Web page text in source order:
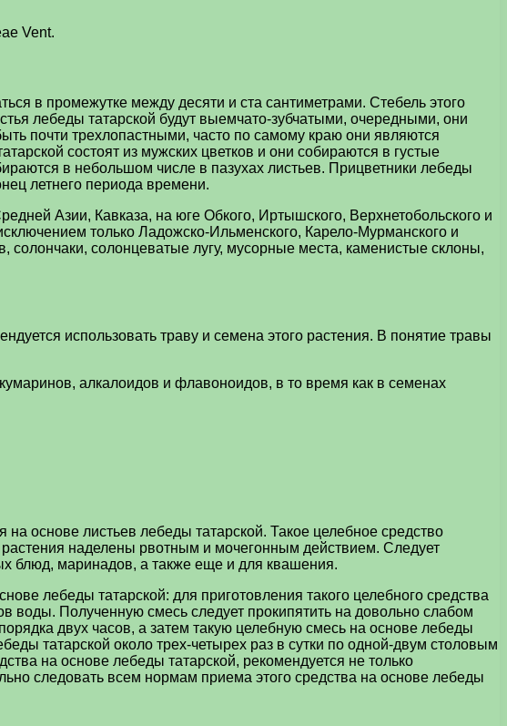
Vent.
в промежутке между десяти и ста сантиметрами. Стебель этого
лебеды татарской будут выемчато-зубчатыми, очередными, они
почти трехлопастными, часто по самому краю они являются
состоят из мужских цветков и они собираются в густые
в небольшом числе в пазухах листьев. Прицветники лебеды
летнего периода времени.
Азии, Кавказа, на юге Обкого, Иртышского, Верхнетобольского и
только Ладожско-Ильменского, Карело-Мурманского и
солончаки, солонцеватые лугу, мусорные места, каменистые склоны,
использовать траву и семена этого растения. В понятие травы
алкалоидов и флавоноидов, в то время как в семенах
основе листьев лебеды татарской. Такое целебное средство
растения наделены рвотным и мочегонным действием. Следует
блюд, маринадов, а также еще и для квашения.
лебеды татарской: для приготовления такого целебного средства
воды. Полученную смесь следует прокипятить на довольно слабом
двух часов, а затем такую целебную смесь на основе лебеды
татарской около трех-четырех раз в сутки по одной-двум столовым
на основе лебеды татарской, рекомендуется не только
следовать всем нормам приема этого средства на основе лебеды